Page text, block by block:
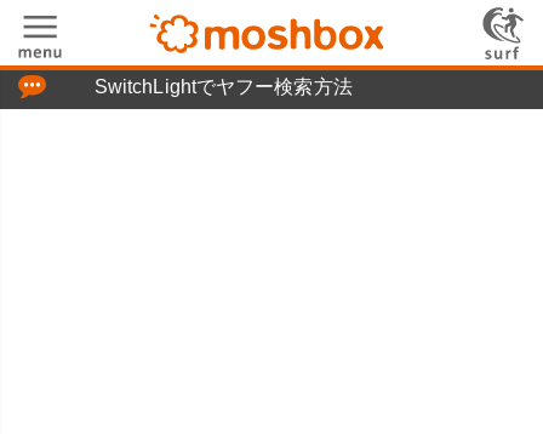
SwitchLightでヤフー検索方法
「つぶやき」の使い方